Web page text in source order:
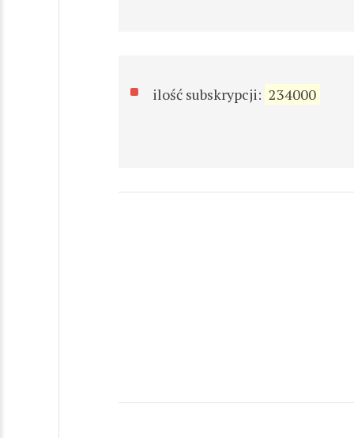
ilość subskrypcji: 234000